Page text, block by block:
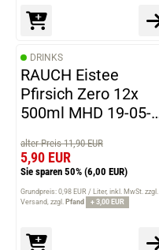
DRINKS
RAUCH Eistee
Pfirsich Zero 12x
500ml MHD 19-05-
alter Preis 11,90 EUR
5,90 EUR
Sie sparen 50% (6,00 EUR)
Grundpreis: 0,98 EUR / Liter inkl. MwSt. zzgl.
Versand zzgl. Pfand + 3,00 EUR